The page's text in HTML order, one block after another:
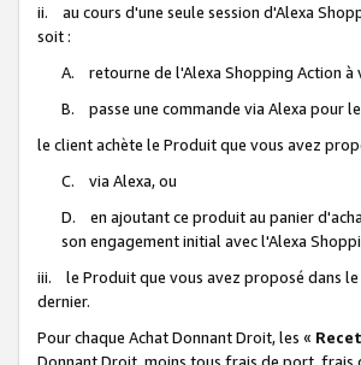
ii. au cours d'une seule session d'Alexa
soit :
A. retourne de l'Alexa Shopping Action à
B. passe une commande via Alexa pour
le client achète le Produit que vous avez
C. via Alexa, ou
D. en ajoutant ce produit au panier
son engagement initial avec l'Alexa
iii. le Produit que vous avez proposé dans le
dernier.
Pour chaque Achat Donnant Droit, les «
Donnant Droit, moins tous frais de port, frais